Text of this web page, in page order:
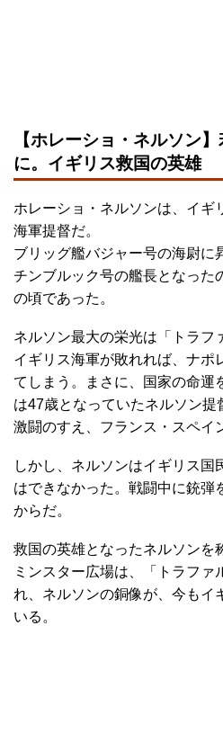
【ホレーショ・ネルソン
に。イギリス救国の英雄
ホレーショ・ネルソンは、イギ
海軍提督だ。
ブリッグ艦バジャー号の海尉に
チンブルック号の艦長となった
の頃であった。
ネルソン最大の栄光は「トラフ
イギリス海軍が敗れれば、ナポ
てしまう。まさに、国家の命運
は47歳となっていたネルソン
激闘のすえ、フランス・スペイ
しかし、ネルソンはイギリス国
はできなかった。戦闘中に銃弾
からだ。
救国の英雄となったネルソンを
ミンスター広場は、「トラファ
れ、ネルソンの銅像が、今もイ
いる。